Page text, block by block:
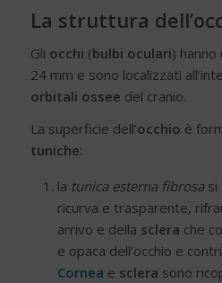
La struttura
Gli occhi (bulbi oculari) hanno
24 mm e sono localizzati
orbitali ossee del cranio.
La superficie dell’occhio è
tuniche:
la tunica esterna fibrosasi
ricurva e trasparente,
arrivo e della sclera che
e opaca dell’occhio e
Cornea e sclera sono